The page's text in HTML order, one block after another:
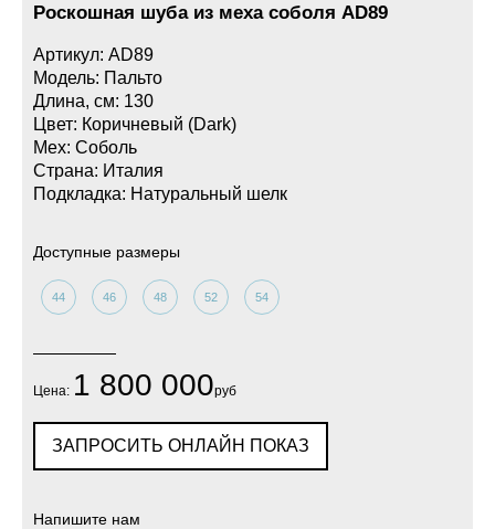
Роскошная шуба из меха соболя AD89
Артикул: AD89
Модель: Пальто
Длина, см: 130
Цвет: Коричневый (Dark)
Мех: Соболь
Страна: Италия
Подкладка: Натуральный шелк
Доступные размеры
44 46 48 52 54
Цена: 1 800 000руб
ЗАПРОСИТЬ ОНЛАЙН ПОКАЗ
Напишите нам